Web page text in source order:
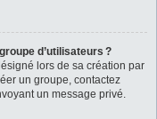
d’utilisateurs ?
lors de sa création par
un groupe, contactez
un message privé.